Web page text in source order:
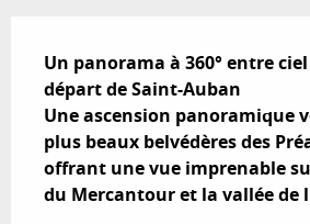
Un panorama à 360° entre
départ de Saint-Auban
Une ascension panoramique
plus beaux belvédères des
offrant une vue imprenable
du Mercantour et la vallée de